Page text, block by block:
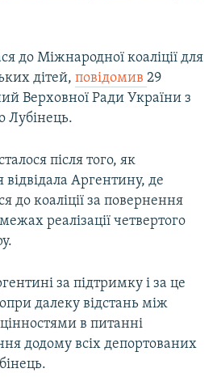
до Міжнародної коаліції для
дітей, повідомив 29
Верховної Ради України з
Лубінець.
після того, як
відвідала Аргентину, де
до коаліції за повернення
реалізації четвертого
за підтримку і за це
далеку відстань між
в питанні
додому всіх депортованих